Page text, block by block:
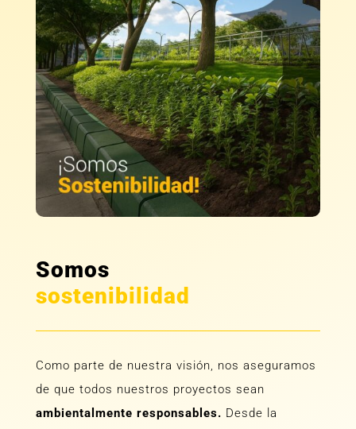
Somos
sostenibilidad
Como parte de nuestra visión, nos aseguramos
de que todos nuestros proyectos sean
ambientalmente responsables. Desde la